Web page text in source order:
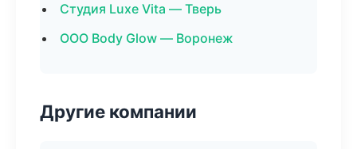
Студия Luxe Vita — Тверь
ООО Body Glow — Воронеж
Другие компании